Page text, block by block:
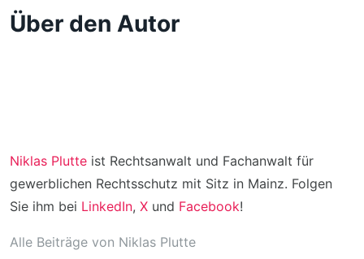
Über den Autor
Niklas Plutte ist Rechtsanwalt und Fachanwalt für
gewerblichen Rechtsschutz mit Sitz in Mainz. Folgen
Sie ihm bei LinkedIn, X und Facebook!
Alle Beiträge von Niklas Plutte